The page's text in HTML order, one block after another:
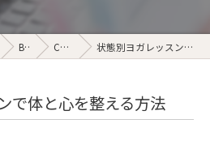
Blog Column 状態別ヨガレッスンで体と心を整える方法
で体と心を整える方法